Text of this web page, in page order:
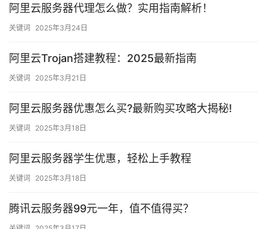
阿里云服务器代理怎么做？实用指南解析！
关键词 2025年3月24日
阿里云Trojan搭建教程：2025最新指南
关键词 2025年3月21日
阿里云服务器优惠怎么买?最新购买攻略大揭秘!
关键词 2025年3月18日
阿里云服务器学生优惠，轻松上手教程
关键词 2025年3月18日
腾讯云服务器99元一年，值不值得买？